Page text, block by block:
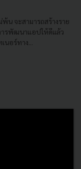
จะสามารถสร้างราย
รพัฒนาแอปให้ดีแล้ว
อร์ทาง...